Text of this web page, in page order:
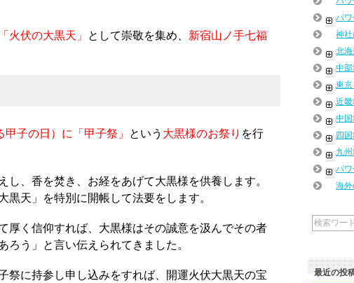
火伏の大黒天」 として崇敬を集め、 新宿山ノ手七福
子の日）に「甲子祭」 という 大黒様のお祭り を行
、香を焚き、お経をあげて大黒様を供養します。
天」を特別に開帳して法要をします。
厚く信仰すれば、大黒様はその誠意を汲んでその者
う」と言い伝えられてきました。
祭に持参し申し込みをすれば、開運火伏大黒天の宝
パ
神
北
中
東
近
中
四
九
パ
海外
最近の投